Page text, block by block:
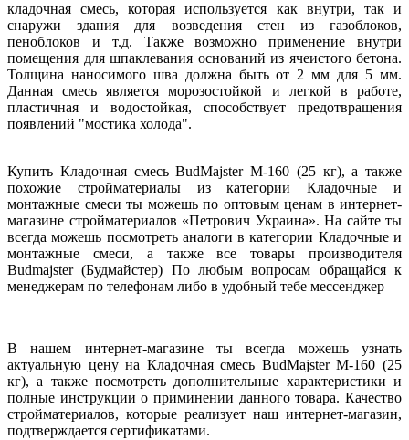
кладочная смесь, которая используется как внутри, так и
снаружи здания для возведения стен из газоблоков,
пеноблоков и т.д. Также возможно применение внутри
помещения для шпаклевания оснований из ячеистого бетона.
Толщина наносимого шва должна быть от 2 мм для 5 мм.
Данная смесь является морозостойкой и легкой в работе,
пластичная и водостойкая, способствует предотвращения
появлений "мостика холода".
Купить Кладочная смесь BudMajster M-160 (25 кг), а также
похожие стройматериалы из категории Кладочные и
монтажные смеси ты можешь по оптовым ценам в интернет-
магазине стройматериалов «Петрович Украина». На сайте ты
всегда можешь посмотреть аналоги в категории Кладочные и
монтажные смеси, а также все товары производителя
Budmajster (Будмайстер) По любым вопросам обращайся к
менеджерам по телефонам либо в удобный тебе мессенджер
В нашем интернет-магазине ты всегда можешь узнать
актуальную цену на Кладочная смесь BudMajster M-160 (25
кг), а также посмотреть дополнительные характеристики и
полные инструкции о приминении данного товара. Качество
стройматериалов, которые реализует наш интернет-магазин,
подтверждается сертификатами.